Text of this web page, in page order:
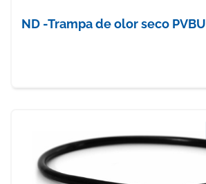
ND -Trampa de olor seco PVBU